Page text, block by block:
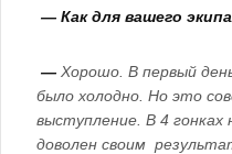
— Как для вашего
— Хорошо. В первый
было холодно. Но это
выступление. В 4
доволен своим